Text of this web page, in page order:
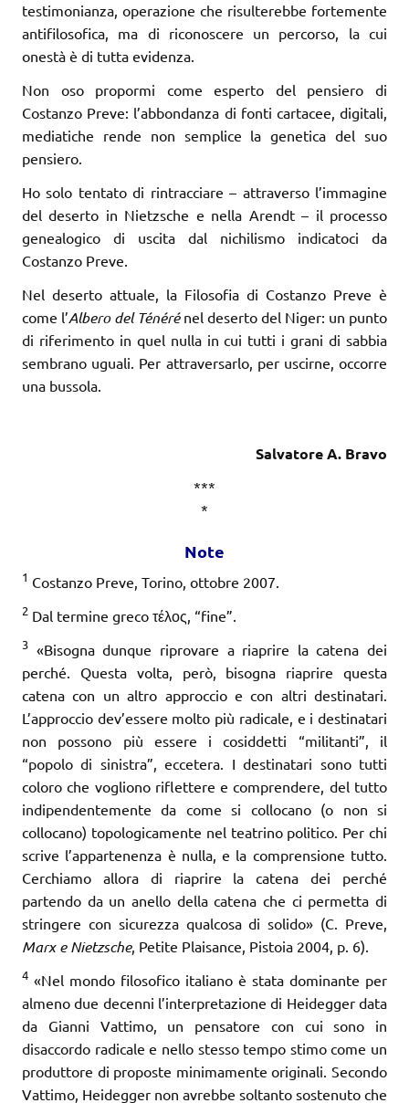
testimonianza, operazione che ri­sulterebbe fortemente
antifilosofica, ma di riconoscere un percorso, la cui
onestà è di tutta evidenza.
Non oso propormi come esperto del pensiero di
Costanzo Preve: l’abbondanza di fonti cartacee, digitali,
mediatiche rende non semplice la genetica del suo
pensiero.
Ho solo tentato di rintracciare – attraverso l’immagine
del deserto in Nietzsche e nella Arendt – il processo
genealogico di uscita dal nichilismo indicatoci da
Costanzo Preve.
Nel deserto attuale, la Filosofia di Costanzo Preve è
come l’Albero del Ténéré nel deserto del Niger: un punto
di riferimento in quel nulla in cui tutti i grani di sabbia
sembrano uguali. Per attraversarlo, per uscirne, occorre
una bussola.
Salvatore A. Bravo
***
*
Note
1 Costanzo Preve, Torino, ottobre 2007.
2 Dal termine greco τέλος, “fine”.
3 «Bisogna dunque riprovare a riaprire la catena dei
perché. Questa volta, però, bisogna riaprire questa
catena con un altro approccio e con altri destinatari.
L’approccio dev’essere molto più radicale, e i destinatari
non possono più essere i cosiddetti “militanti”, il
“popolo di sinistra”, eccetera. I destinatari sono tutti
coloro che vogliono riflettere e comprendere, del tutto
indipendentemente da come si collocano (o non si
collocano) topologicamente nel teatrino politico. Per chi
scrive l’appartenenza è nulla, e la comprensione tutto.
Cerchiamo allora di riaprire la catena dei perché
partendo da un anello della catena che ci permetta di
stringere con sicurezza qualcosa di solido» (C. Preve,
Marx e Nietzsche, Petite Plaisance, Pistoia 2004, p. 6).
4 «Nel mondo filosofico italiano è stata dominante per
almeno due decenni l’interpretazione di Heidegger data
da Gianni Vattimo, un pensatore con cui sono in
disaccordo radicale e nello stes­so tempo stimo come un
produttore di proposte minimamente originali. Secondo
Vattimo, Heidegger non avrebbe soltanto sostenuto che